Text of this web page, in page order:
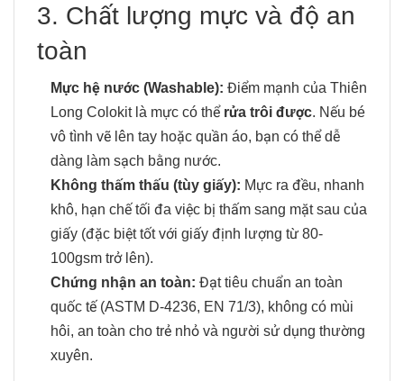
3. Chất lượng mực và độ an
toàn
Mực hệ nước (Washable): Điểm mạnh của Thiên
Long Colokit là mực có thể rửa trôi được. Nếu bé
vô tình vẽ lên tay hoặc quần áo, bạn có thể dễ
dàng làm sạch bằng nước.
Không thấm thấu (tùy giấy): Mực ra đều, nhanh
khô, hạn chế tối đa việc bị thấm sang mặt sau của
giấy (đặc biệt tốt với giấy định lượng từ 80-
100gsm trở lên).
Chứng nhận an toàn: Đạt tiêu chuẩn an toàn
quốc tế (ASTM D-4236, EN 71/3), không có mùi
hôi, an toàn cho trẻ nhỏ và người sử dụng thường
xuyên.